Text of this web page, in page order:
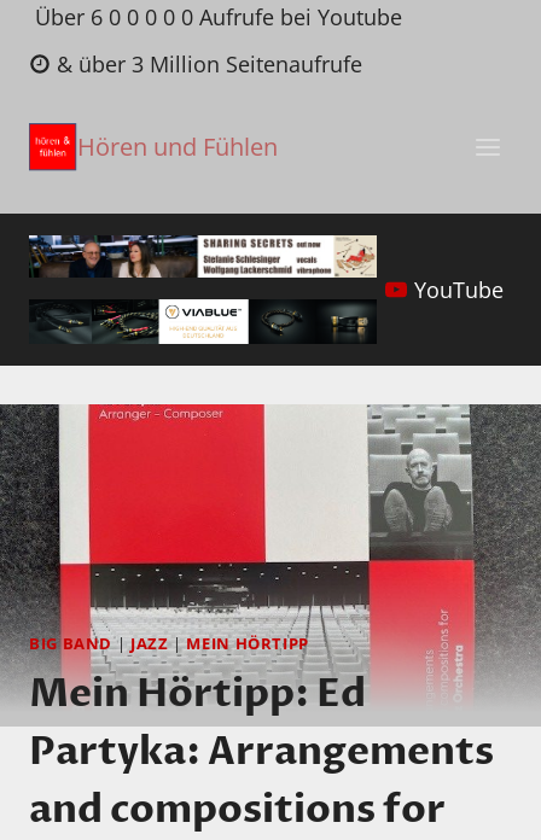
Zum
Inhalt
springen
Über 6 0 0 0 0 0 Aufrufe bei Youtube
& über 3 Million Seitenaufrufe
Hören und Fühlen
YouTube
BIG BAND|JAZZ|MEIN HÖRTIPP
Mein Hörtipp: Ed
Partyka: Arrangements
and compositions for